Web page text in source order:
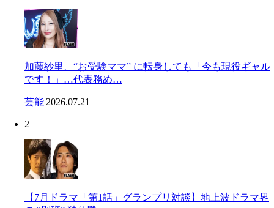
加藤紗里、“お受験ママ” に転身しても「今も現役ギャル
です！」…代表務め…
芸能|2026.07.21
2
【7月ドラマ「第1話」グランプリ対談】地上波ドラマ界